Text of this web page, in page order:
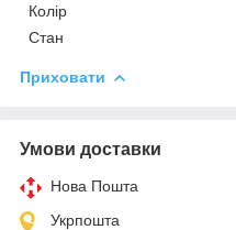
Колір
Стан
Приховати
Умови доставки
Нова Пошта
Укрпошта